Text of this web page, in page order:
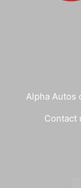
Alpha Autos
Contact